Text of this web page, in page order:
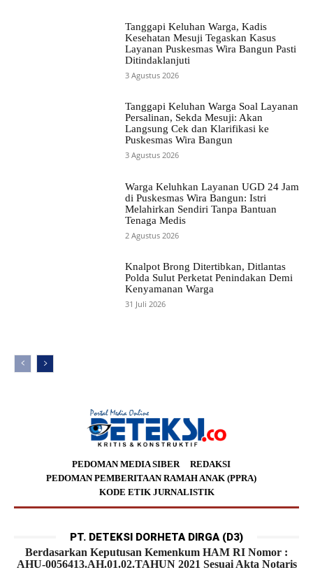
Tanggapi Keluhan Warga, Kadis
Kesehatan Mesuji Tegaskan Kasus
Layanan Puskesmas Wira Bangun Pasti
Ditindaklanjuti
3 Agustus 2026
Tanggapi Keluhan Warga Soal Layanan
Persalinan, Sekda Mesuji: Akan
Langsung Cek dan Klarifikasi ke
Puskesmas Wira Bangun
3 Agustus 2026
Warga Keluhkan Layanan UGD 24 Jam
di Puskesmas Wira Bangun: Istri
Melahirkan Sendiri Tanpa Bantuan
Tenaga Medis
2 Agustus 2026
Knalpot Brong Ditertibkan, Ditlantas
Polda Sulut Perketat Penindakan Demi
Kenyamanan Warga
31 Juli 2026
PEDOMAN MEDIA SIBER
REDAKSI
PEDOMAN PEMBERITAAN RAMAH ANAK (PPRA)
KODE ETIK JURNALISTIK
PT. DETEKSI DORHETA DIRGA (D3)
Berdasarkan Keputusan Kemenkum HAM RI Nomor :
AHU-0056413.AH.01.02.TAHUN 2021 Sesuai Akta Notaris